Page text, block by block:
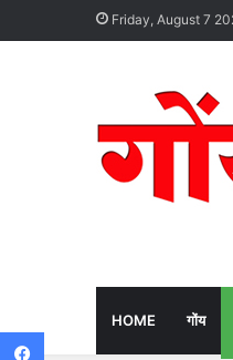
Friday, August 7
HOME गोंय